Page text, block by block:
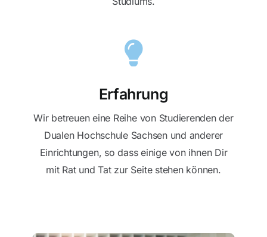
Erfahrung
Wir betreuen eine Reihe von Studierenden der
Dualen Hochschule Sachsen und anderer
Einrichtungen, so dass einige von ihnen Dir
mit Rat und Tat zur Seite stehen können.